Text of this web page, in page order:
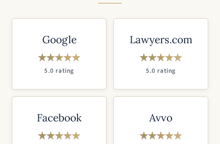
Google
5.0 rating
Lawyers.com
5.0 rating
Facebook Avvo